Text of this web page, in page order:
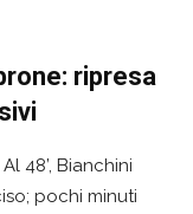
ripresa
48’, Bianchini
pochi minuti